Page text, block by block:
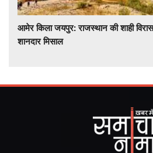
आमेर किला जयपुर: राजस्थान की शाही
शानदार मिसाल